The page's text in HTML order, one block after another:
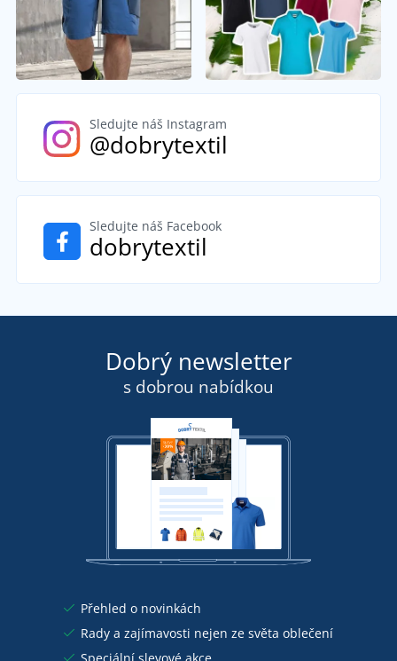
Sledujte náš Instagram
@dobrytextil
Sledujte náš Facebook
dobrytextil
Dobrý newsletter
s dobrou nabídkou
Přehled o novinkách
Rady a zajímavosti nejen ze světa oblečení